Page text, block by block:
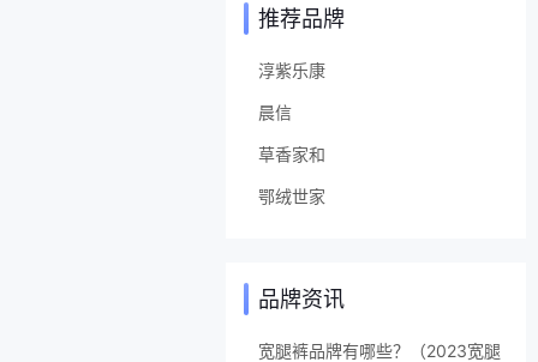
推荐品牌
淳紫乐康
晨信
草香家和
鄂绒世家
品牌资讯
宽腿裤品牌有哪些？（2023宽腿